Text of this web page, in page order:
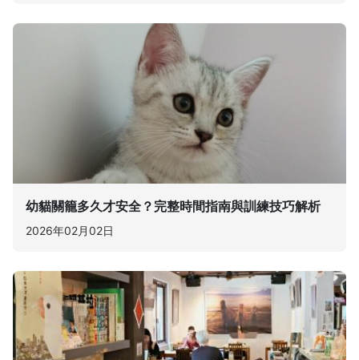
幼貓關籠多久才安全？完整時間指南與訓練技巧解析
2026年02月02日